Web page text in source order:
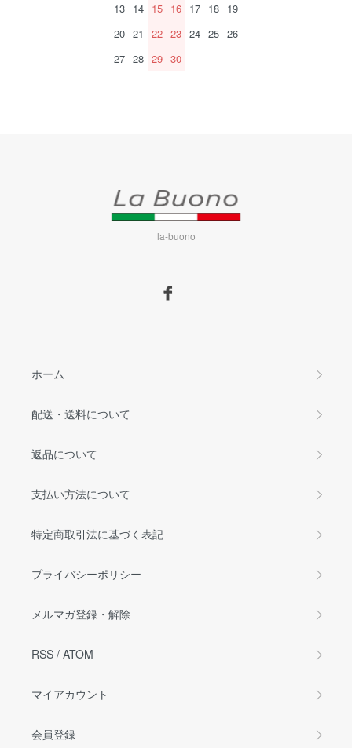
13 14 15 16 17 18 19
20 21 22 23 24 25 26
27 28 29 30
la-buono
ホーム
配送・送料について
返品について
支払い方法について
特定商取引法に基づく表記
プライバシーポリシー
メルマガ登録・解除
RSS / ATOM
マイアカウント
会員登録